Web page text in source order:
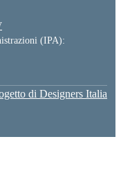
(IPA):
di Designers Italia